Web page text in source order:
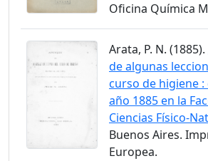
Oficina Química
Arata, P. N. (1885).
de algunas
curso de higiene
año 1885 en la
Ciencias Físico-
Buenos Aires.
Europea.